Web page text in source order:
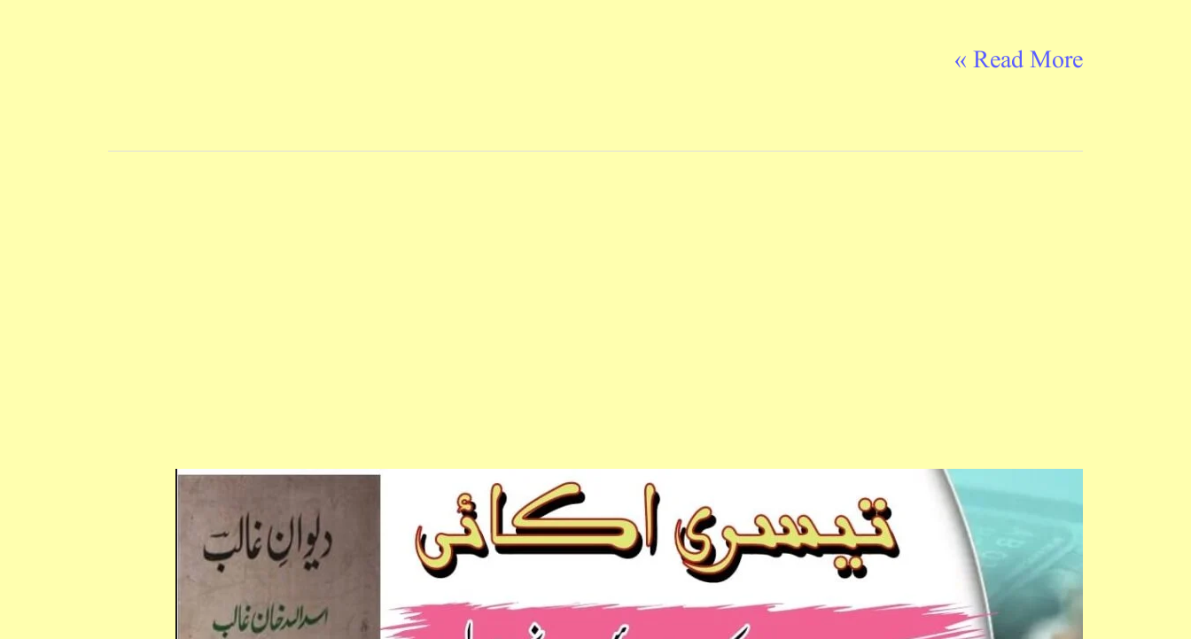
Read More »
e
Ghalib:
Radeef